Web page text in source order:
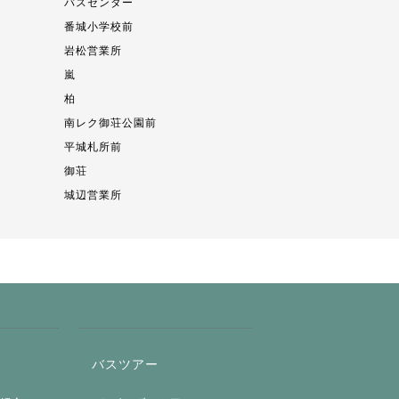
バスセンター
番城小学校前
岩松営業所
嵐
柏
南レク御荘公園前
平城札所前
御荘
城辺営業所
バスツアー